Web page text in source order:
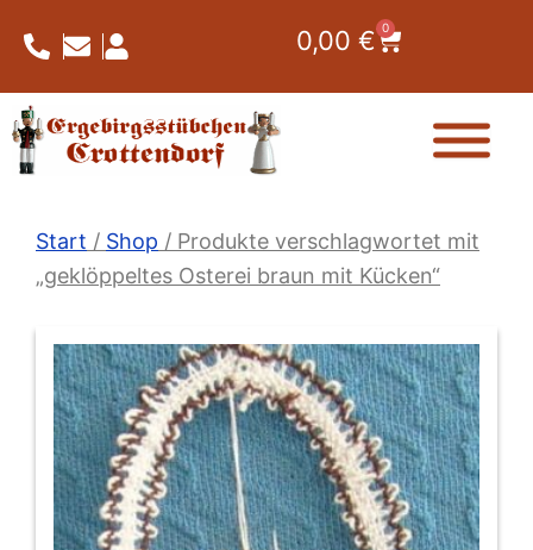
Inhalt
springen
0,00 € 0
Warenkorb
Start / Shop / Produkte verschlagwortet mit
„geklöppeltes Osterei braun mit Kücken“